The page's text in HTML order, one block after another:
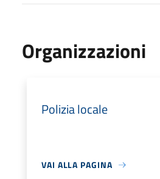
Organizzazioni
Polizia locale
VAI ALLA PAGINA